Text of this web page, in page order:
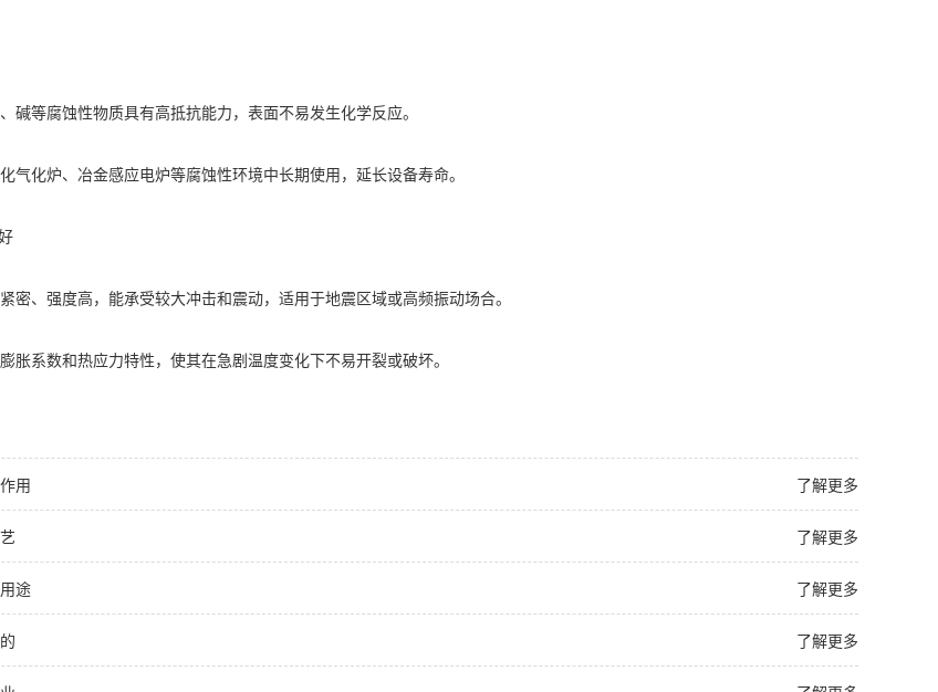
等腐蚀性物质具有高抵抗能力，表面不易发生化学反应。
化炉、冶金感应电炉等腐蚀性环境中长期使用，延长设备寿命。
、强度高，能承受较大冲击和震动，适用于地震区域或高频振动场合。
系数和热应力特性，使其在急剧温度变化下不易开裂或破坏。
了解更多
用
了解更多
了解更多
途
了解更多